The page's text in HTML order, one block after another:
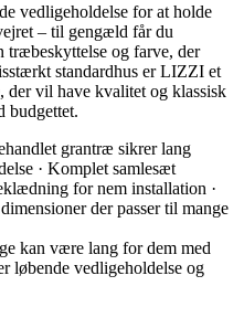
vedligeholdelse for at holde
– til gengæld får du
og farve, der
standardhus er LIZZI et
der vil have kvalitet og klassisk
budgettet.
grantræ sikrer lang
· Komplet samlesæt
for nem installation ·
der passer til mange
kan være lang for dem med
løbende vedligeholdelse og